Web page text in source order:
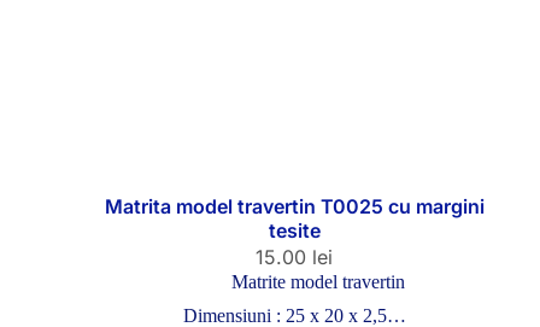
Matrita model travertin T0025 cu margini
tesite
15.00 lei
Matrite model travertin
Dimensiuni : 25 x 20 x 2,5…